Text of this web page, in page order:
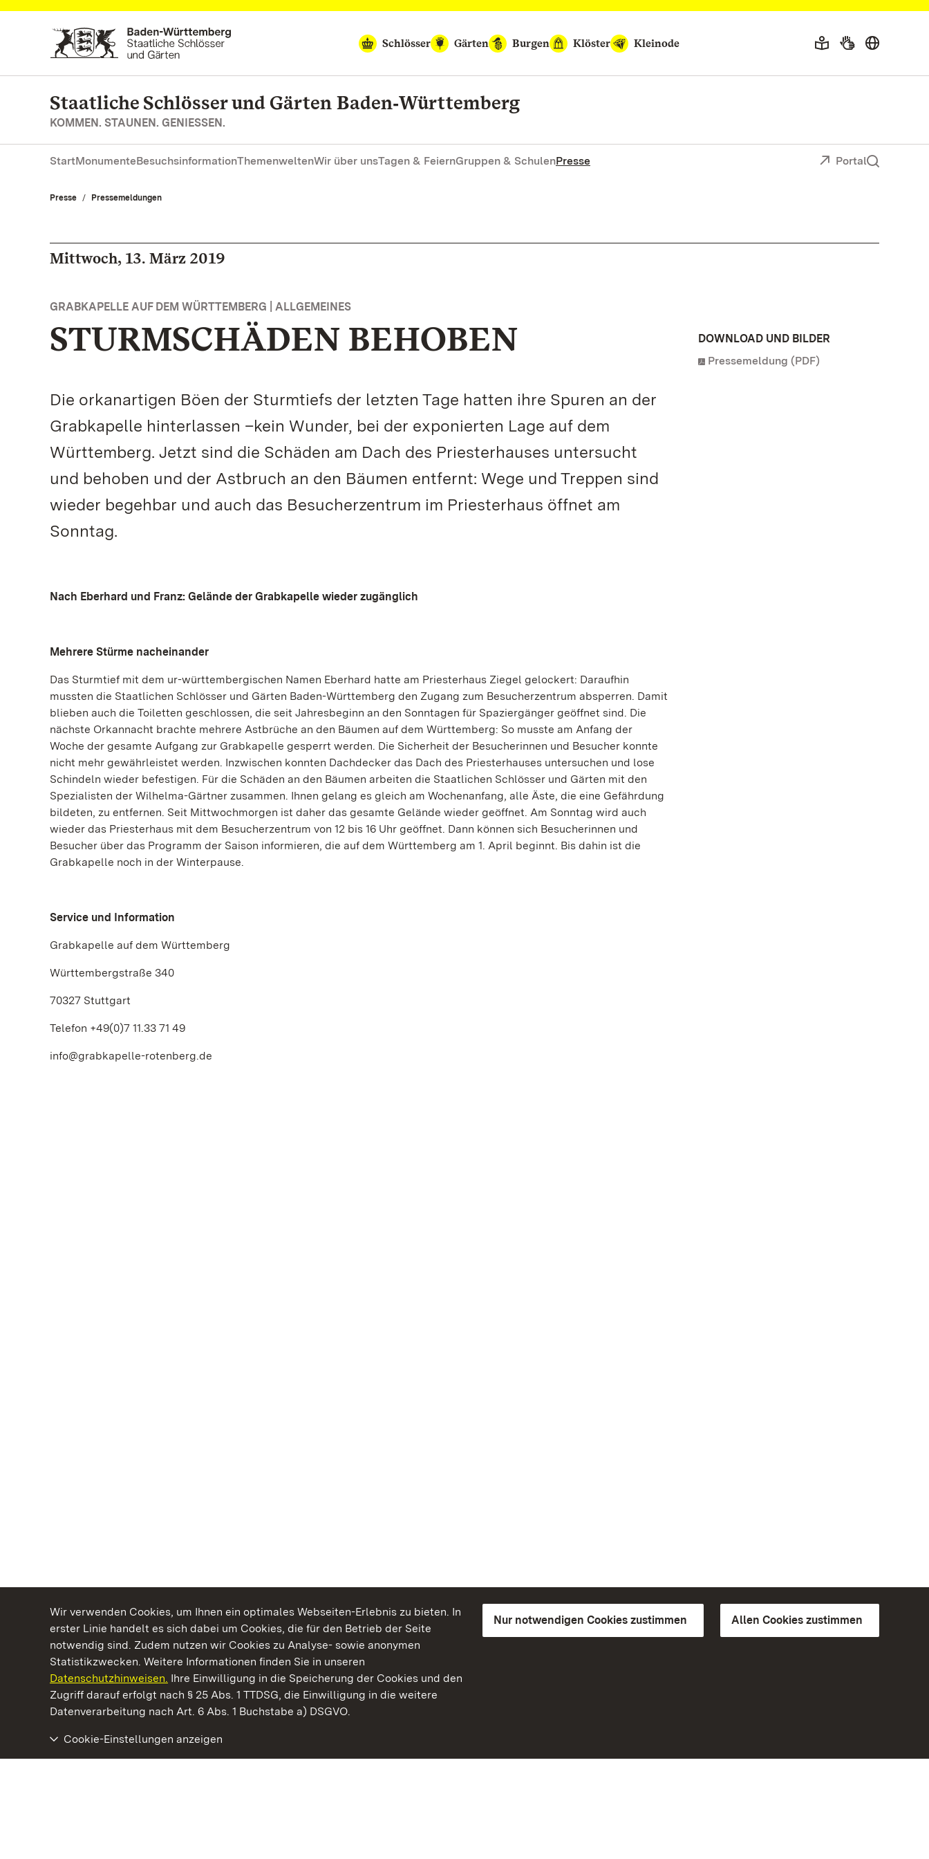
Wir verwenden Cookies, um Ihnen ein optimales Webseiten-Erlebnis zu bieten. In
erster Linie handelt es sich dabei um Cookies, die für den Betrieb der Seite
notwendig sind. Zudem nutzen wir Cookies zu Analyse- sowie anonymen
Statistikzwecken. Weitere Informationen finden Sie in unseren
Datenschutzhinweisen. Ihre Einwilligung in die Speicherung der Cookies und den
Zugriff darauf erfolgt nach § 25 Abs. 1 TTDSG, die Einwilligung in die weitere
Datenverarbeitung nach Art. 6 Abs. 1 Buchstabe a) DSGVO.
Nur notwendigen Cookies zustimmen Allen Cookies zustimmen
Cookie-Einstellungen anzeigen
Zum Hauptinhalt springen
Schlösser
Gärten Burgen Klöster Kleinode
Staatliche Schlösser und Gärten Baden‑Württemberg
KOMMEN. STAUNEN. GENIESSEN.
StartMonumenteBesuchsinformationThemenweltenWir über unsTagen & FeiernGruppen & SchulenPresse Portal
Presse Pressemeldungen
Mittwoch, 13. März 2019
GRABKAPELLE AUF DEM WÜRTTEMBERG | ALLGEMEINES
STURMSCHÄDEN BEHOBEN
Die orkanartigen Böen der Sturmtiefs der letzten Tage hatten ihre Spuren an der
Grabkapelle hinterlassen –kein Wunder, bei der exponierten Lage auf dem
Württemberg. Jetzt sind die Schäden am Dach des Priesterhauses untersucht
und behoben und der Astbruch an den Bäumen entfernt: Wege und Treppen sind
wieder begehbar und auch das Besucherzentrum im Priesterhaus öffnet am
Sonntag.
Nach Eberhard und Franz: Gelände der Grabkapelle wieder zugänglich
Mehrere Stürme nacheinander
Das Sturmtief mit dem ur-württembergischen Namen Eberhard hatte am Priesterhaus Ziegel gelockert: Daraufhin
mussten die Staatlichen Schlösser und Gärten Baden-Württemberg den Zugang zum Besucherzentrum absperren. Damit
blieben auch die Toiletten geschlossen, die seit Jahresbeginn an den Sonntagen für Spaziergänger geöffnet sind. Die
nächste Orkannacht brachte mehrere Astbrüche an den Bäumen auf dem Württemberg: So musste am Anfang der
Woche der gesamte Aufgang zur Grabkapelle gesperrt werden. Die Sicherheit der Besucherinnen und Besucher konnte
nicht mehr gewährleistet werden. Inzwischen konnten Dachdecker das Dach des Priesterhauses untersuchen und lose
Schindeln wieder befestigen. Für die Schäden an den Bäumen arbeiten die Staatlichen Schlösser und Gärten mit den
Spezialisten der Wilhelma-Gärtner zusammen. Ihnen gelang es gleich am Wochenanfang, alle Äste, die eine Gefährdung
bildeten, zu entfernen. Seit Mittwochmorgen ist daher das gesamte Gelände wieder geöffnet. Am Sonntag wird auch
wieder das Priesterhaus mit dem Besucherzentrum von 12 bis 16 Uhr geöffnet. Dann können sich Besucherinnen und
Besucher über das Programm der Saison informieren, die auf dem Württemberg am 1. April beginnt. Bis dahin ist die
Grabkapelle noch in der Winterpause.
Service und Information
Grabkapelle auf dem Württemberg
Württembergstraße 340
70327 Stuttgart
Telefon +49(0)7 11.33 71 49
info@grabkapelle-rotenberg.de
DOWNLOAD UND BILDER
Pressemeldung (PDF)
Kommen. Staunen. Genießen.